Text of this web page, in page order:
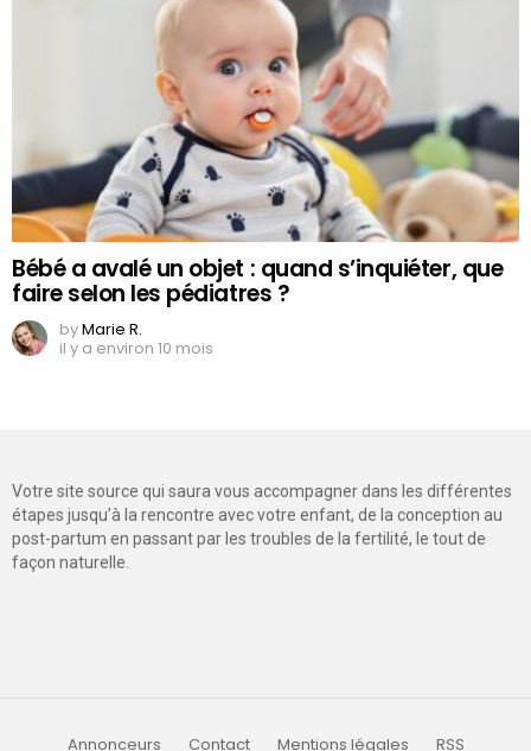
Bébé a avalé un objet : quand s’inquiéter, que
faire selon les pédiatres ?
byMarie R.
il y a environ 10 mois
Votre site source qui saura vous accompagner dans les différentes
étapes jusqu’à la rencontre avec votre enfant, de la conception au
post-partum en passant par les troubles de la fertilité, le tout de
façon naturelle.
Annonceurs Contact Mentions légales RSS